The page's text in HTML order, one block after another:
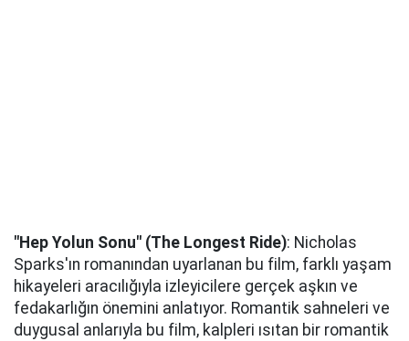
"Hep Yolun Sonu" (The Longest Ride): Nicholas
Sparks'ın romanından uyarlanan bu film, farklı yaşam
hikayeleri aracılığıyla izleyicilere gerçek aşkın ve
fedakarlığın önemini anlatıyor. Romantik sahneleri ve
duygusal anlarıyla bu film, kalpleri ısıtan bir romantik